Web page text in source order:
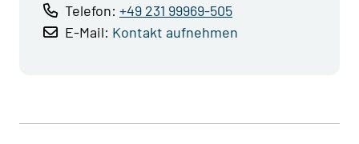
Telefon: +49 231 99969-505
E-Mail: Kontakt aufnehmen